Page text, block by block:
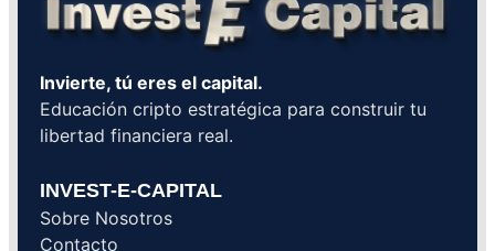
Invierte, tú eres el capital.
Educación cripto estratégica para construir tu
libertad financiera real.
INVEST-E-CAPITAL
Sobre Nosotros
Contacto